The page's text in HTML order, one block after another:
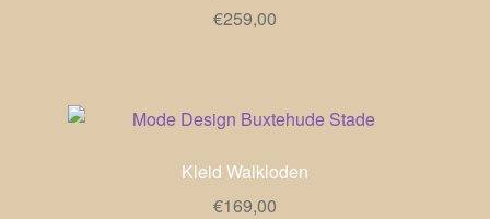
€259,00
Kleid Walkloden
€169,00